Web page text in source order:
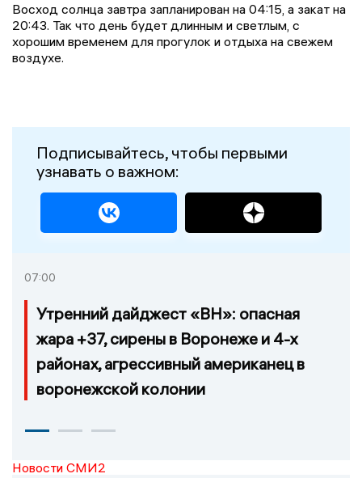
Восход солнца завтра запланирован на 04:15, а закат на
20:43. Так что день будет длинным и светлым, с
хорошим временем для прогулок и отдыха на свежем
воздухе.
Подписывайтесь, чтобы первыми
узнавать о важном:
07:00
Утренний дайджест «ВН»: опасная
жара +37, сирены в Воронеже и 4-х
районах, агрессивный американец в
воронежской колонии
Новости СМИ2